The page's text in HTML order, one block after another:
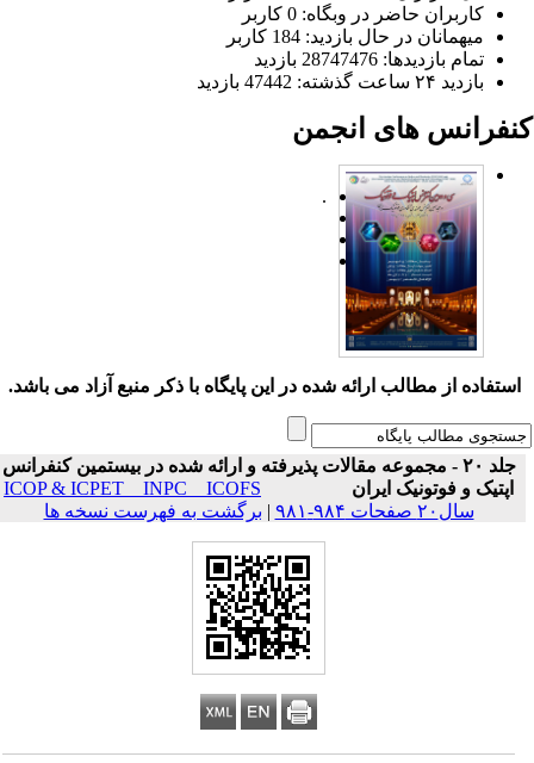
کاربران حاضر در وبگاه: 0 کاربر
میهمانان در حال بازدید: 184 کاربر
تمام بازدید‌ها: 28747476 بازدید
بازدید ۲۴ ساعت گذشته: 47442 بازدید
های انجمن
.
استفاده از مطالب ارائه شده در این پایگاه با ذکر منبع آزاد می باشد.
جلد ۲۰ - مجموعه مقالات پذیرفته و ارائه شده در بیستمین کنفرانس
اپتیک و فوتونیک ایران
ICOP & ICPET _ INPC _ ICOFS
سال۲۰ صفحات ۹۸۴-۹۸۱
|برگشت به فهرست نسخه ها